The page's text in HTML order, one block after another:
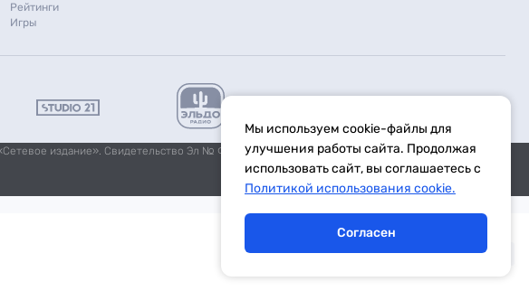
Рейтинги
Игры
издание». Свидетельство Эл № ФС77-59972 от 21.11.2014 выдано Федеральной
Мы используем cookie-файлы для
улучшения работы сайта. Продолжая
использовать сайт, вы соглашаетесь с
Политикой использования cookie.
Согласен